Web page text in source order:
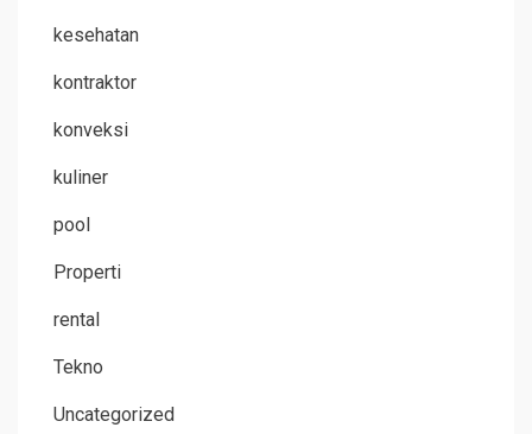
kesehatan
kontraktor
konveksi
kuliner
pool
Properti
rental
Tekno
Uncategorized